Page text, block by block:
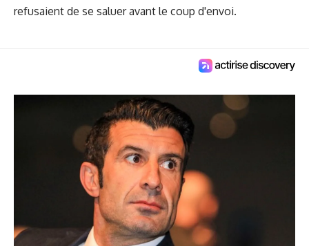
refusaient de se saluer avant le coup d'envoi.